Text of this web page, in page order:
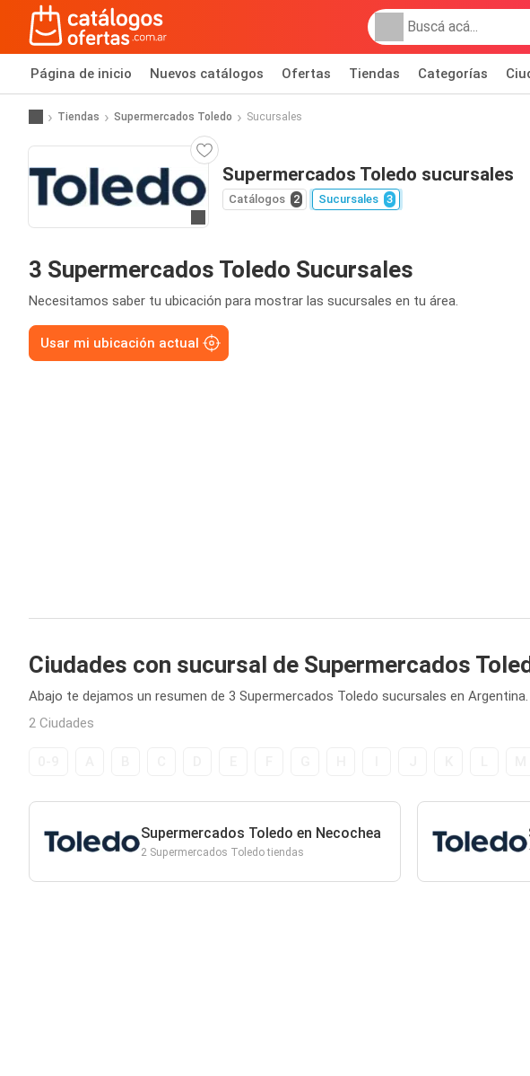
Página de inicio Nuevos catálogos Ofertas Tiendas Categorías
Tiendas Supermercados Toledo Sucursales
Supermercados Toledo sucursales
Catálogos 2 Sucursales 3
3 Supermercados Toledo Sucursales
Necesitamos saber tu ubicación para mostrar las sucursales en tu área.
Usar mi ubicación actual
Ciudades con sucursal de Supermercados
Abajo te dejamos un resumen de 3 Supermercados Toledo sucursales en Argentina.
2 Ciudades
Supermercados Toledo en Necochea
2 Supermercados Toledo tiendas